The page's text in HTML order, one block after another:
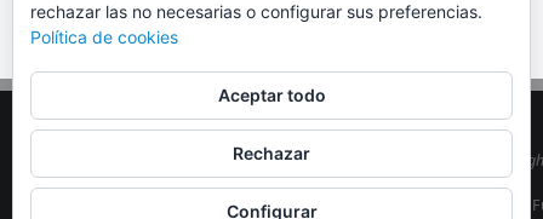
©
|
rechazar las no necesarias o configurar sus preferencias.
Política de cookies
Aceptar todo
Rechazar
Configurar